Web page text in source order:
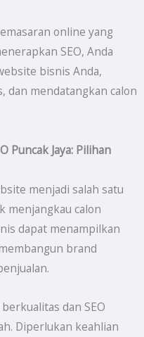
online yang
SEO, Anda
bisnis Anda,
dan mendatangkan calon
Puncak Jaya: Pilihan
menjadi salah satu
menjangkau calon
dapat menampilkan
brand
dan SEO
Diperlukan keahlian